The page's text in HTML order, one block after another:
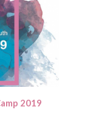
2019